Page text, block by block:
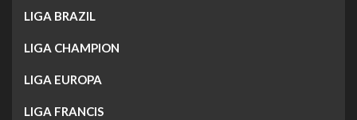
LIGA BRAZIL
LIGA CHAMPION
LIGA EUROPA
LIGA FRANCIS